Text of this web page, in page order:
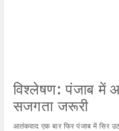
विश्लेषण: पंजाब में
सजगता जरूरी
आतंकवाद एक बार फिर पंजाब में सिर